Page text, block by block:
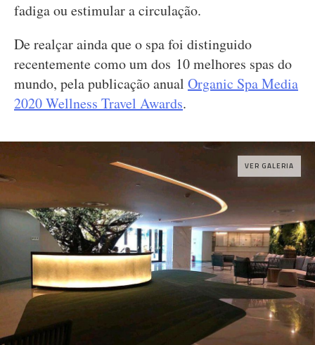
fadiga ou estimular a circulação.
De realçar ainda que o spa foi distinguido
recentemente como um dos 10 melhores spas do
mundo, pela publicação anual Organic Spa Media
2020 Wellness Travel Awards.
VER GALERIA